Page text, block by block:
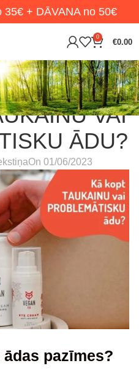
+ DĀVANA no 50€
0
€0.00
PAR SEVI
VAI
ĀDU?
On 01/06/2023
pazīmes?